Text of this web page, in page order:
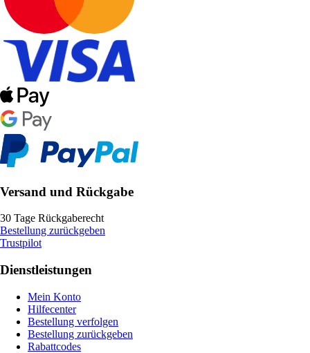
Versand und Rückgabe
30 Tage Rückgaberecht
Bestellung zurückgeben
Trustpilot
Dienstleistungen
Mein Konto
Hilfecenter
Bestellung verfolgen
Bestellung zurückgeben
Rabattcodes